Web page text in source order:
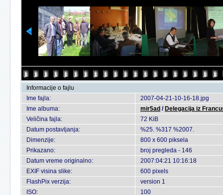
Informacije o fajlu
Ime fajla:
2007-04-21-10-16-18.jpg
Ime albuma:
mir5ad / Delegacija iz
Veličina fajla:
72 KiB
Datum postavljanja:
%25. %317 %2007.
Dimenzije:
800 x 600 piksela
Prikazano:
broj pregleda - 146
Datum vreme originalno:
2007:04:21 10:16:18
EXIF visina slike:
600 pixels
FlashPix verzija:
version 1
ISO:
100